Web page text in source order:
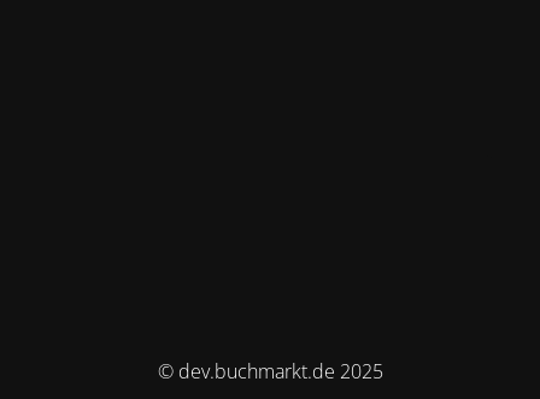
© dev.buchmarkt.de 2025